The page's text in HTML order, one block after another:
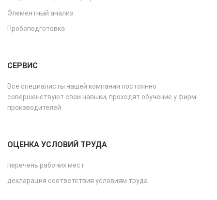
Элементный анализ
Пробоподготовка
СЕРВИС
Все специалисты нашей компании постоянно
совершенствуют свои навыки, проходят обучение у фирм-
производителей
ОЦЕНКА УСЛОВИЙ ТРУДА
перечень рабочих мест
декларация соответствия условиям труда